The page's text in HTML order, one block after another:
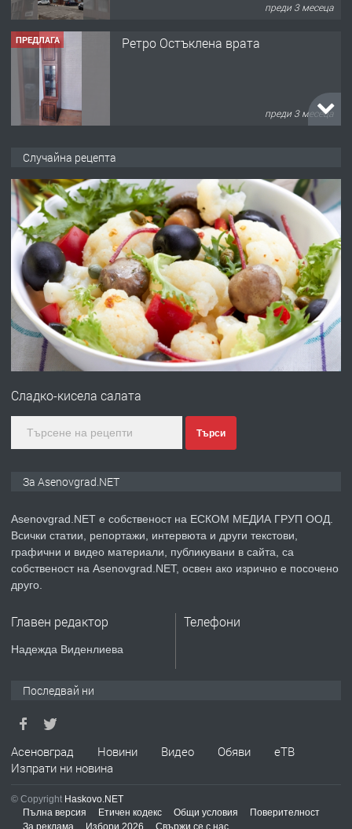
преди 3 месеца
ПРЕДЛАГА Ретро Остъклена врата
преди 3 месеца
преди 10 месеца
ПРЕДЛАГА
Професионална броячна машина -
със сертификат от ЕЦБ
преди 1 година
ПРЕДЛАГА
Професионална зеленчукорезачка
преди 2 години
ПРЕДЛАГА
Давам индивидуалани уроци по
преди 2 години
Случайна рецепта
Сладко-кисела салата
Търси
За Asenovgrad.NET
Asenovgrad.NET е собственост на ЕСКОМ МЕДИА ГРУП ООД.
Всички статии, репортажи, интервюта и други текстови,
графични и видео материали, публикувани в сайта, са
собственост на Asenovgrad.NET, освен ако изрично е посочено
друго.
Главен редактор
Надежда Виденлиева
Телефони
Последвай ни
Асеновград Новини Видео Обяви
еТВ
Изпрати ни новина
© Copyright Haskovo.NET
Пълна версия
Етичен кодекс Общи условия
Поверителност
За реклама
Избори 2026 Свържи се с нас